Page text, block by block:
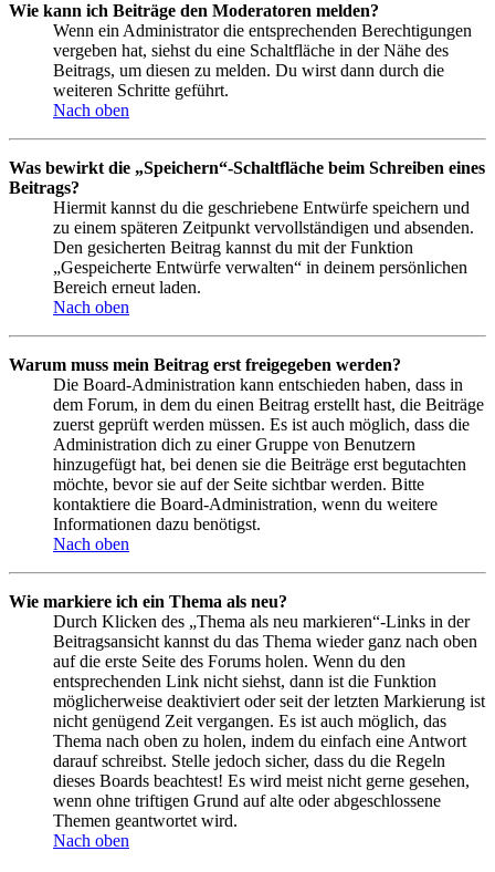
Wie kann ich Beiträge den Moderatoren melden?
Wenn ein Administrator die entsprechenden Berechtigungen
vergeben hat, siehst du eine Schaltfläche in der Nähe des
Beitrags, um diesen zu melden. Du wirst dann durch die
weiteren Schritte geführt.
Nach oben
Was bewirkt die „Speichern“-Schaltfläche beim Schreiben eines
Beitrags?
Hiermit kannst du die geschriebene Entwürfe speichern und
zu einem späteren Zeitpunkt vervollständigen und absenden.
Den gesicherten Beitrag kannst du mit der Funktion
„Gespeicherte Entwürfe verwalten“ in deinem persönlichen
Bereich erneut laden.
Nach oben
Warum muss mein Beitrag erst freigegeben werden?
Die Board-Administration kann entschieden haben, dass in
dem Forum, in dem du einen Beitrag erstellt hast, die Beiträge
zuerst geprüft werden müssen. Es ist auch möglich, dass die
Administration dich zu einer Gruppe von Benutzern
hinzugefügt hat, bei denen sie die Beiträge erst begutachten
möchte, bevor sie auf der Seite sichtbar werden. Bitte
kontaktiere die Board-Administration, wenn du weitere
Informationen dazu benötigst.
Nach oben
Wie markiere ich ein Thema als neu?
Durch Klicken des „Thema als neu markieren“-Links in der
Beitragsansicht kannst du das Thema wieder ganz nach oben
auf die erste Seite des Forums holen. Wenn du den
entsprechenden Link nicht siehst, dann ist die Funktion
möglicherweise deaktiviert oder seit der letzten Markierung ist
nicht genügend Zeit vergangen. Es ist auch möglich, das
Thema nach oben zu holen, indem du einfach eine Antwort
darauf schreibst. Stelle jedoch sicher, dass du die Regeln
dieses Boards beachtest! Es wird meist nicht gerne gesehen,
wenn ohne triftigen Grund auf alte oder abgeschlossene
Themen geantwortet wird.
Nach oben